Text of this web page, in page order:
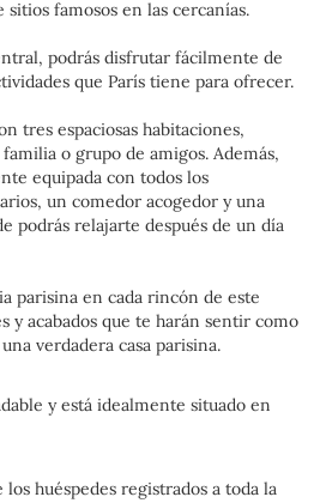
famosos en las cercanías.
podrás disfrutar fácilmente de
que París tiene para ofrecer.
tres espaciosas habitaciones,
o grupo de amigos. Además,
equipada con todos los
un comedor acogedor y una
podrás relajarte después de un día
parisina en cada rincón de este
y acabados que te harán sentir como
verdadera casa parisina.
y está idealmente situado en
huéspedes registrados a toda la